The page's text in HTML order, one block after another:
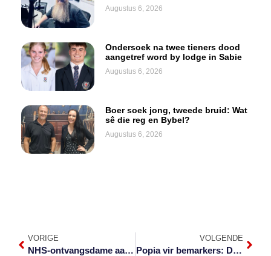
Augustus 6, 2026
Ondersoek na twee tieners dood
aangetref word by lodge in Sabie
Augustus 6, 2026
Boer soek jong, tweede bruid: Wat
sê die reg en Bybel?
Augustus 6, 2026
VORIGE
NHS-ontvangsdame aangewys as Kantoorkampioen 2021
VOLGENDE
Popia vir bemarkers: Deel 3